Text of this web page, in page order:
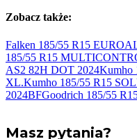
Zobacz także:
Falken 185/55 R15
185/55 R15
AS2 82H DOT 2024Kumho
XL.Kumho 185/55 R15
2024BFGoodrich 185/55
Masz pytania?